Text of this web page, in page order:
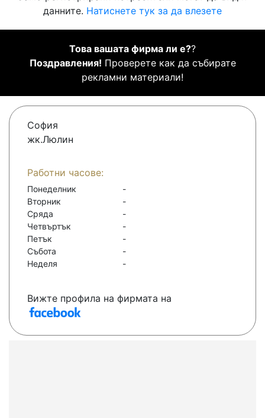
данните. Натиснете тук за да влезете
Това вашата фирма ли е??
Поздравления! Проверете как да събирате
рекламни материали!
София
жк.Люлин
Работни часове:
Понеделник
-
Вторник
-
Сряда
-
Четвъртък
-
Петък
-
Събота
-
Неделя
-
Вижте профила на фирмата на